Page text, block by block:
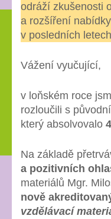
odráží zkušenosti
a rozšíření
v posledních
Vážení vyučující,
v loňském roce
rozloučili s
který absolvovalo
Na základě
a pozitivních
materiálů Mgr.
nově
vzdělávací